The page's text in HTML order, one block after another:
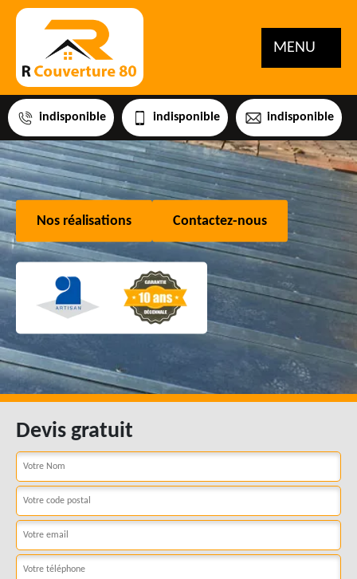
MENU
indisponible indisponible indisponible
Nos réalisations Contactez-nous
Devis gratuit